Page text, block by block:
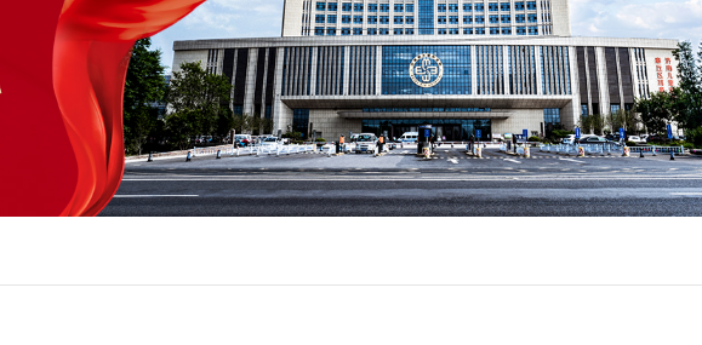
眼表与眼肌科 青光眼科 眼外伤与眼眶病
科
中医眼科
耳鼻喉科
就诊须知医保政策 专家团队科普知识
基础信
息
诊疗服
务
伦理委
员会